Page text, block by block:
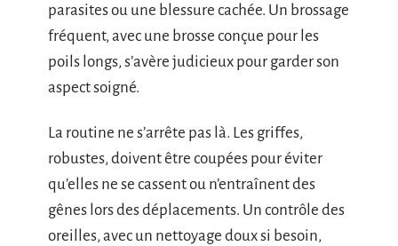
parasites ou une blessure cachée. Un brossage
fréquent, avec une brosse conçue pour les
poils longs, s’avère judicieux pour garder son
aspect soigné.
La routine ne s’arrête pas là. Les griffes,
robustes, doivent être coupées pour éviter
qu’elles ne se cassent ou n’entraînent des
gênes lors des déplacements. Un contrôle des
oreilles, avec un nettoyage doux si besoin,